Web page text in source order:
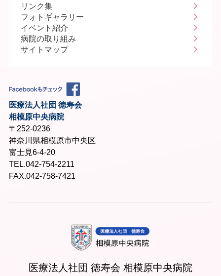
リンク集
フォトギャラリー
イベント紹介
病院の取り組み
サイトマップ
医療法人社団 徳寿会
相模原中央病院
〒252-0236
神奈川県相模原市中央区
富士見6-4-20
TEL.042-754-2211
FAX.042-758-7421
医療法人社団 徳寿会 相模原中央病院